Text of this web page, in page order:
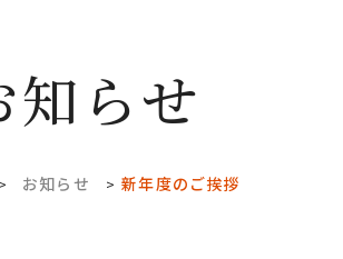
知らせ
> お知らせ > 新年度のご挨拶